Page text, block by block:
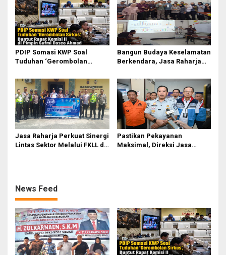
Anak
Sufmi Dasco Ahmad
PDIP Somasi KWP Soal
Tuduhan ‘Gerombolan
II Dipimpin Sufmi Dasco
Ahmad
Bangun Budaya Keselamatan
Berkendara, Jasa Raharja
Pasifik Medan Industri
Jasa Raharja Perkuat Sinergi
Lintas Sektor Melalui FKLL di
Pastikan Pekayanan
Maksimal, Direksi Jasa
News Feed